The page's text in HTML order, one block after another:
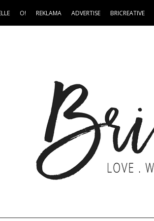
O! REKLAMA ADVERTISE BRICREATIVE